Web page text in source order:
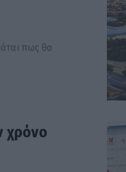
πως θα
χρόνο